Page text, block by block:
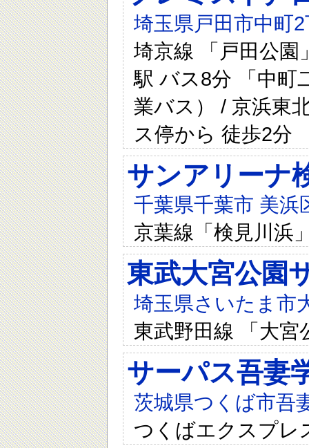
埼玉県戸田市中町
埼京線 「戸田公園
駅 バス8分 「中町
業バス） / 京浜東
ス停から 徒歩2分
サンアリーナ
千葉県千葉市 美浜
京葉線「検見川浜
東武大宮公園
埼玉県さいたま市
東武野田線 「大宮
サーパス吾妻
茨城県つくば市吾
つくばエクスプレ